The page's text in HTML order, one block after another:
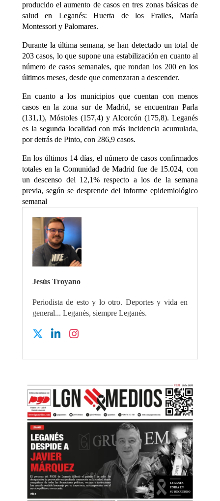
producido el aumento de casos en tres zonas básicas de
salud en Leganés: Huerta de los Frailes, María
Montessori y Palomares.
Durante la última semana, se han detectado un total de
203 casos, lo que supone una estabilización en cuanto al
número de casos semanales, que rondan los 200 en los
últimos meses, desde que comenzaran a descender.
En cuanto a los municipios que cuentan con menos
casos en la zona sur de Madrid, se encuentran Parla
(131,1), Móstoles (157,4) y Alcorcón (175,8). Leganés
es la segunda localidad con más incidencia acumulada,
por detrás de Pinto, con 286,9 casos.
En los últimos 14 días, el número de casos confirmados
totales en la Comunidad de Madrid fue de 15.024, con
un descenso del 12,1% respecto a los de la semana
previa, según se desprende del informe epidemiológico
semanal
Jesús Troyano
Periodista de esto y lo otro. Deportes y vida en
general... Leganés, siempre Leganés.